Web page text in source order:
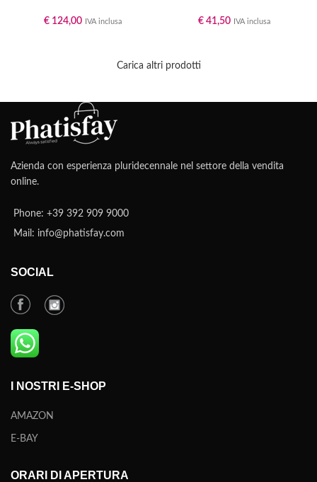
€ 124,00 IVA inclusa € 41,50 IVA inclusa
Carica altri prodotti
Azienda con esperienza pluridecennale nel settore della vendita
online.
Phone: +39 392 909 9000
Mail: info@phatisfay.com
SOCIAL
I NOSTRI E-SHOP
AMAZON
E-BAY
ORARI DI APERTURA